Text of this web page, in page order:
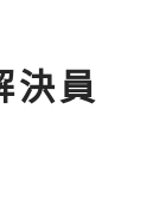
決員